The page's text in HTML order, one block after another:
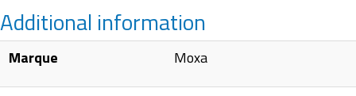
Additional information
Marque Moxa